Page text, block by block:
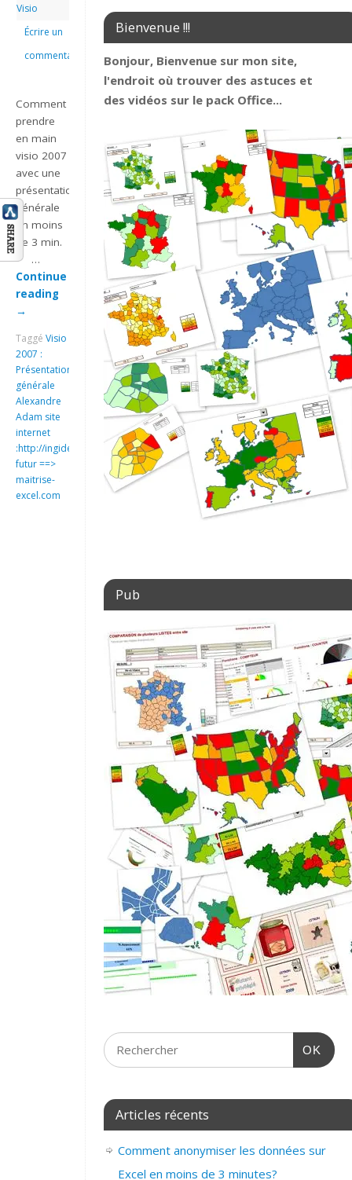
Visio
Écrire un
commentaire
Comment
prendre
en main
visio 2007
avec une
présentation
générale
en moins
de 3 min.
…
Continue
reading
→
TaggéVisio
2007 :
Présentation
générale
Alexandre
Adam site
internet
:http://ingideo.sharepoint.com
futur ==>
maitrise-
excel.com
Bienvenue !!!
Bonjour, Bienvenue sur mon site,
l'endroit où trouver des astuces et
des vidéos sur le pack Office...
Pub
OK
Articles récents
Comment anonymiser les données sur
Excel en moins de 3 minutes?